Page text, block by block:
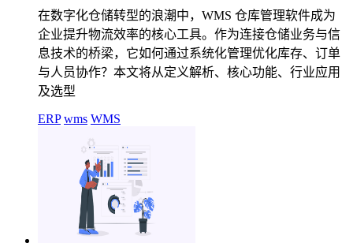
在数字化仓储转型的浪潮中，WMS 仓库管理软件成为
企业提升物流效率的核心工具。作为连接仓储业务与信
息技术的桥梁，它如何通过系统化管理优化库存、订单
与人员协作？本文将从定义解析、核心功能、行业应用
及选型
ERP wms WMS